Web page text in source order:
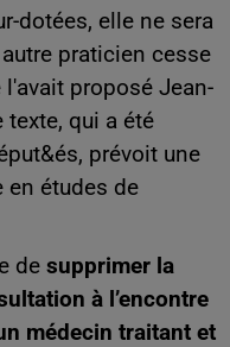
dotées, elle ne sera
praticien cesse
proposé Jean-
qui a été
prévoit une
en études de
de supprimer la
à l’encontre
médecin traitant et